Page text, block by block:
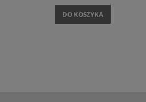
DO KOSZYKA